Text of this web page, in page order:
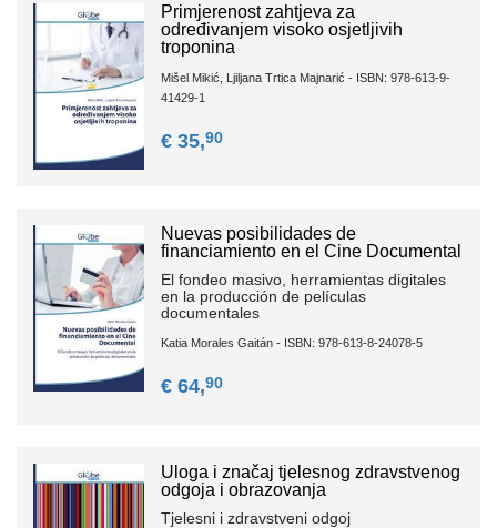
Primjerenost zahtjeva za
određivanjem visoko osjetljivih
troponina
Mišel Mikić, Ljiljana Trtica Majnarić - ISBN: 978-613-9-
41429-1
€ 35,90
Nuevas posibilidades de
financiamiento en el Cine Documental
El fondeo masivo, herramientas digitales
en la producción de películas
documentales
Katia Morales Gaitán - ISBN: 978-613-8-24078-5
€ 64,90
Uloga i značaj tjelesnog zdravstvenog
odgoja i obrazovanja
Tjelesni i zdravstveni odgoj